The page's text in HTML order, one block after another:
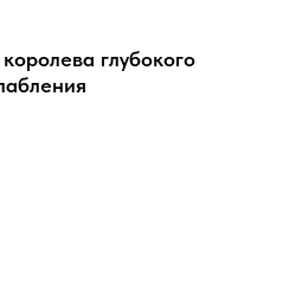
глубокого